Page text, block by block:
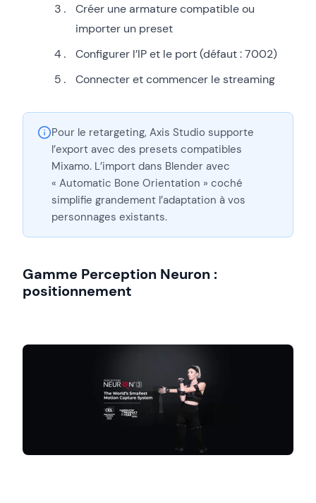
Créer une armature compatible ou
importer un preset
Configurer l’IP et le port (défaut : 7002)
Connecter et commencer le streaming
Pour le retargeting, Axis Studio supporte
l’export avec des presets compatibles
Mixamo. L’import dans Blender avec
« Automatic Bone Orientation » coché
simplifie grandement l’adaptation à vos
personnages existants.
Gamme Perception Neuron :
positionnement